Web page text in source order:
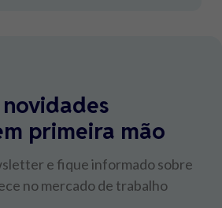
novidades
primeira mão
e fique informado sobre
no mercado de trabalho